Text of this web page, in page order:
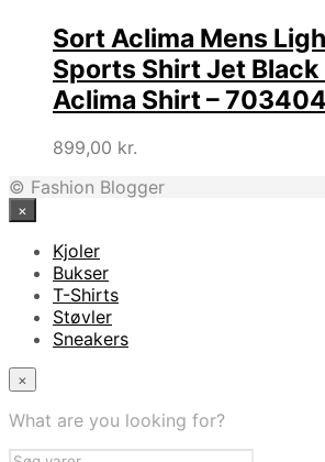
Sort Aclima Mens
Sports Shirt Jet Black
Aclima Shirt –
899,00 kr.
© Fashion Blogger
×
Kjoler
Bukser
T-Shirts
Støvler
Sneakers
×
What are you looking for?